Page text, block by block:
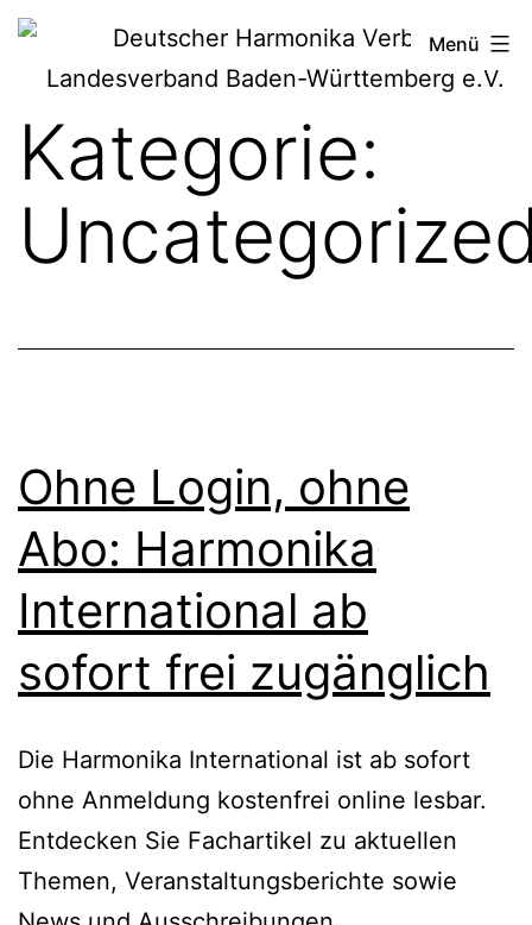
Zum
Deutscher
Harmonika-
Verband
Menü
Kategorie:
Ohne Login, ohne
Abo: Harmonika
International ab
sofort frei zugänglich
Die Harmonika International ist ab sofort
ohne Anmeldung kostenfrei online lesbar.
Entdecken Sie Fachartikel zu aktuellen
Themen, Veranstaltungsberichte sowie